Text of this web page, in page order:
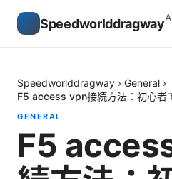
Speedworlddragway
Speedworlddragway › General ›
F5 access vpn接続方法：初心者
GENERAL
F5